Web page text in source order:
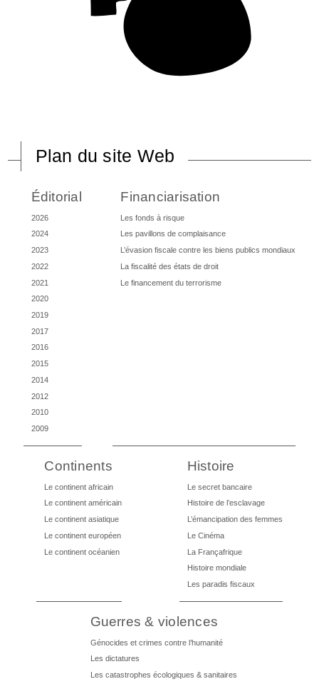
Plan du site Web
Éditorial
2026
2024
2023
2022
2021
2020
2019
2017
2016
2015
2014
2012
2010
2009
Financiarisation
Les fonds à risque
Les pavillons de complaisance
L’évasion fiscale contre les biens publics mondiaux
La fiscalité des états de droit
Le financement du terrorisme
Continents
Le continent africain
Le continent américain
Le continent asiatique
Le continent européen
Le continent océanien
Histoire
Le secret bancaire
Histoire de l’esclavage
L’émancipation des femmes
Le Cinéma
La Françafrique
Histoire mondiale
Les paradis fiscaux
Guerres & violences
Génocides et crimes contre l’humanité
Les dictatures
Les catastrophes écologiques & sanitaires